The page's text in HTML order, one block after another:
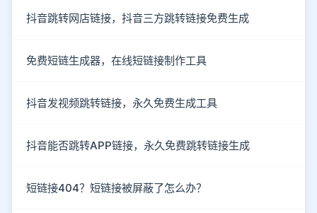
抖音跳转网店链接，抖音三方跳转链接免费生成
免费短链生成器，在线短链接制作工具
抖音发视频跳转链接，永久免费生成工具
抖音能否跳转APP链接，永久免费跳转链接生成
短链接404？短链接被屏蔽了怎么办？